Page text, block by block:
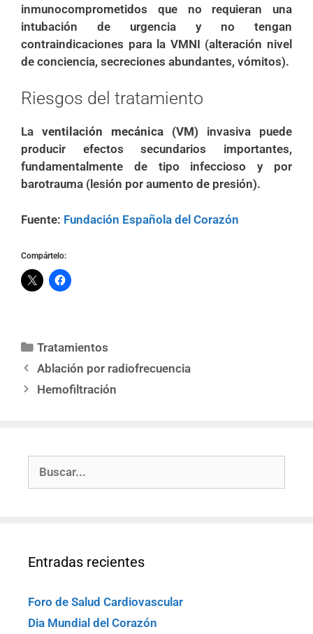
inmunocomprometidos que no requieran una
intubación de urgencia y no tengan
contraindicaciones para la VMNI (alteración nivel
de conciencia, secreciones abundantes, vómitos).
Riesgos del tratamiento
La ventilación mecánica (VM) invasiva puede
producir efectos secundarios importantes,
fundamentalmente de tipo infeccioso y por
barotrauma (lesión por aumento de presión).
Fuente: Fundación Española del Corazón
Compártelo:
Tratamientos
Ablación por radiofrecuencia
Hemofiltración
Entradas recientes
Foro de Salud Cardiovascular
Dia Mundial del Corazón